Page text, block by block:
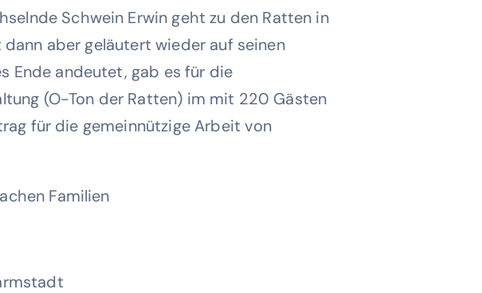
Schwein Erwin geht zu den Ratten in
dann aber geläutert wieder auf seinen
Ende andeutet, gab es für die
(O-Ton der Ratten) im mit 220 Gästen
für die gemeinnützige Arbeit von
Familien